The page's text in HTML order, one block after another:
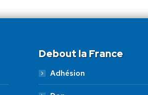
Debout la France
Adhésion